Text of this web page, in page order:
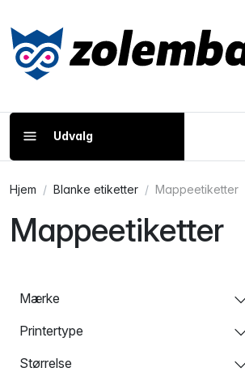
Udvalg
Hjem Blanke etiketter Mappeetiketter
Mappeetiketter
Mærke
Printertype
Størrelse